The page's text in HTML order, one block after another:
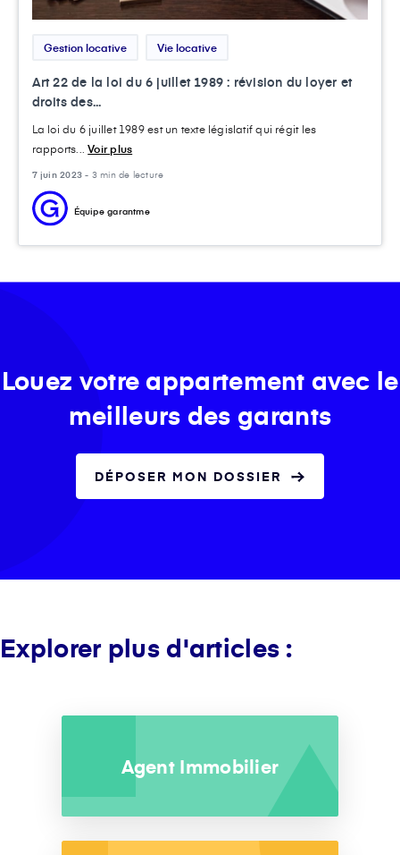
Gestion locative Vie locative
Art 22 de la loi du 6 juillet 1989 : révision du loyer et
droits des...
La loi du 6 juillet 1989 est un texte législatif qui régit les
rapports...Voir plus
7 juin 2023 - 3 min de lecture
Équipe garantme
Louez votre appartement avec le
meilleurs des garants
DÉPOSER MON DOSSIER
Explorer plus d'articles :
Agent Immobilier